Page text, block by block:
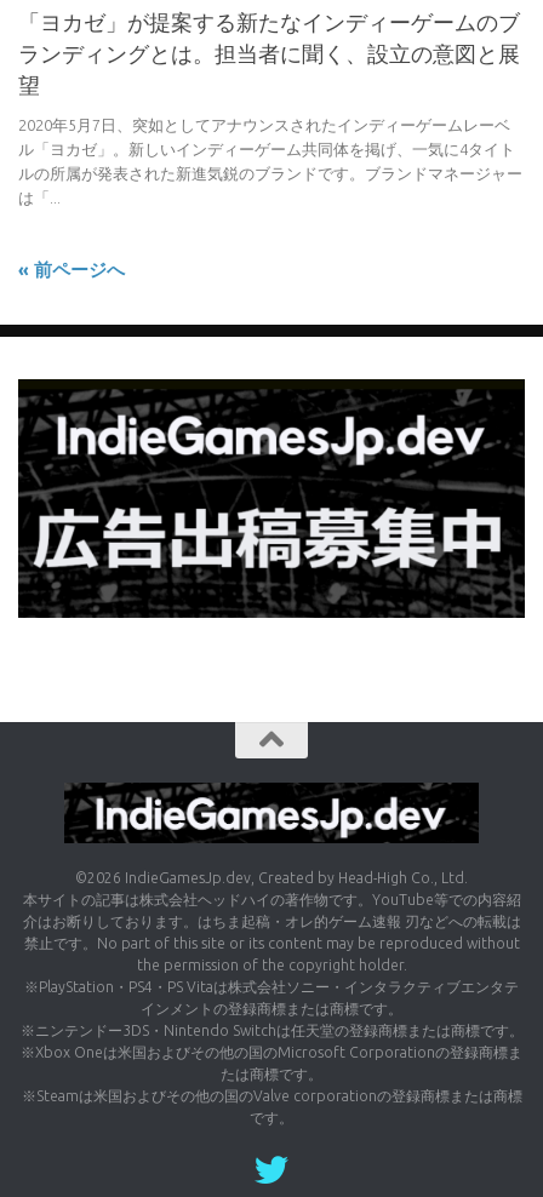
「ヨカゼ」が提案する新たなインディーゲームのブ
ランディングとは。担当者に聞く、設立の意図と展
望
2020年5月7日、突如としてアナウンスされたインディーゲームレーベ
ル「ヨカゼ」。新しいインディーゲーム共同体を掲げ、一気に4タイト
ルの所属が発表された新進気鋭のブランドです。ブランドマネージャー
は「...
« 前ページへ
©2026 IndieGamesJp.dev, Created by Head-High Co., Ltd.
本サイトの記事は株式会社ヘッドハイの著作物です。YouTube等での内容紹
介はお断りしております。はちま起稿・オレ的ゲーム速報 刃などへの転載は
禁止です。No part of this site or its content may be reproduced without
the permission of the copyright holder.
※PlayStation・PS4・PS Vitaは株式会社ソニー・インタラクティブエンタテ
インメントの登録商標または商標です。
※ニンテンドー3DS・Nintendo Switchは任天堂の登録商標または商標です。
※Xbox Oneは米国およびその他の国のMicrosoft Corporationの登録商標ま
たは商標です。
※Steamは米国およびその他の国のValve corporationの登録商標または商標
です。